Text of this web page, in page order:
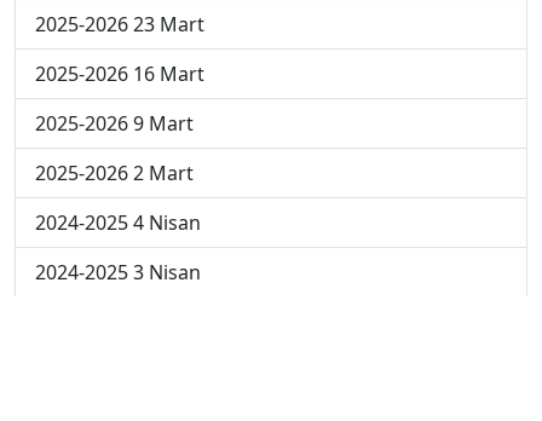
2025-2026 23 Mart
2025-2026 16 Mart
2025-2026 9 Mart
2025-2026 2 Mart
2024-2025 4 Nisan
2024-2025 3 Nisan